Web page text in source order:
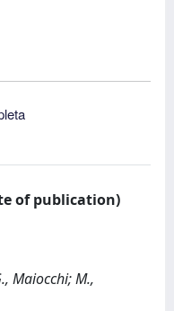
of publication)
Maiocchi; M.,